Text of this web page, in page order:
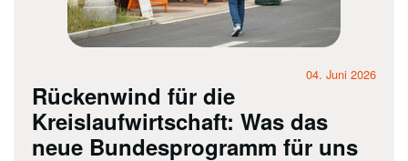
04. Juni 2026
Rückenwind für die
Kreislaufwirtschaft: Was das
neue Bundesprogramm für uns